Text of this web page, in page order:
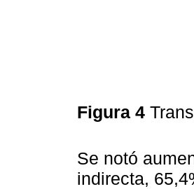
Figura 4
Se notó
indirecta,